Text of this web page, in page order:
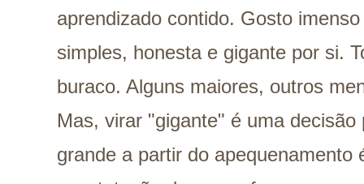
aprendizado contido. Gosto
simples, honesta e gigante por si.
buraco. Alguns maiores, outros
Mas, virar "gigante" é uma
grande a partir do apequenamento